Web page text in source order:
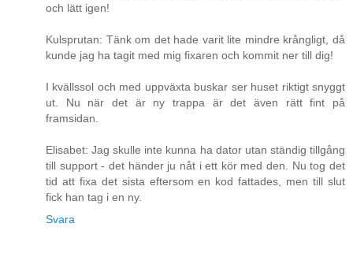
och lätt igen!
Kulsprutan: Tänk om det hade varit lite mindre krångligt, då
kunde jag ha tagit med mig fixaren och kommit ner till dig!
I kvällssol och med uppväxta buskar ser huset riktigt snyggt
ut. Nu när det är ny trappa är det även rätt fint på
framsidan.
Elisabet: Jag skulle inte kunna ha dator utan ständig tillgång
till support - det händer ju nåt i ett kör med den. Nu tog det
tid att fixa det sista eftersom en kod fattades, men till slut
fick han tag i en ny.
Svara